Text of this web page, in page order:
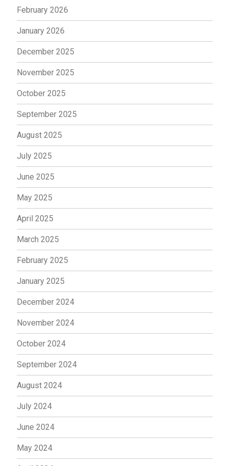
February 2026
January 2026
December 2025
November 2025
October 2025
September 2025
August 2025
July 2025
June 2025
May 2025
April 2025
March 2025
February 2025
January 2025
December 2024
November 2024
October 2024
September 2024
August 2024
July 2024
June 2024
May 2024